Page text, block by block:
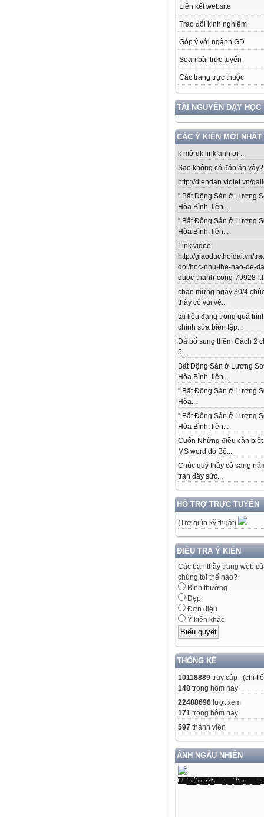
Liên kết website
Trao đổi kinh nghiệm
Góp ý với ngành GD
Soạn bài trực tuyến
Các trang trực thuộc
TÀI NGUYÊN DẠY HỌC
CÁC Ý KIẾN MỚI NHẤT
k mở dk link anh ơi ...
Sao không có đáp án vậy?
http://diendan.violet.vn/
" Bất Động Sản ở Lương
Hòa Bình, liên...
" Bất Động Sản ở Lương
Hòa Bình, liên...
Link video:
http://giaoducthoidai.vn/
doi/hoc-nhu-the-nao-de-
duoc-thanh-cong-79928-
chào mừng ngày 30/4
thày cô vui vẻ...
tài liệu đang trong quá
chỉnh sửa biên tập...
Đã bổ sung thêm Cách 2
5...
Bất Động Sản ở Lương
Hòa Bình, liên...
" Bất Động Sản ở Lương
Hòa...
" Bất Động Sản ở Lương
Hòa Bình, liên...
Cuốn Những điều cần biết
MS word do Bộ...
Chúc quý thầy cô sang
tràn đầy sức...
HỖ TRỢ TRỰC TUYẾN
(Trợ giúp kỹ thuật)
ĐIỀU TRA Ý KIẾN
Các bạn thầy trang web
chúng tôi thế nào?
Bình thường
Đẹp
Đơn điệu
Ý kiến khác
THỐNG KÊ
10118889 truy cập (chi
148 trong hôm nay
22488696 lượt xem
171 trong hôm nay
597 thành viên
ẢNH NGẪU NHIÊN